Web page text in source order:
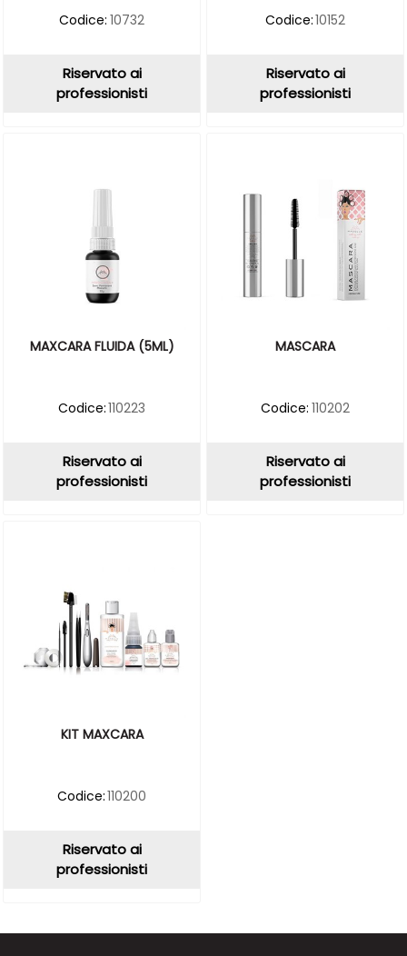
Codice: 10732
Riservato ai
professionisti
Codice:10152
Riservato ai
professionisti
MAXCARA FLUIDA (5ML)
Codice:110223
Riservato ai
professionisti
MASCARA
Codice: 110202
Riservato ai
professionisti
KIT MAXCARA
Codice:110200
Riservato ai
professionisti